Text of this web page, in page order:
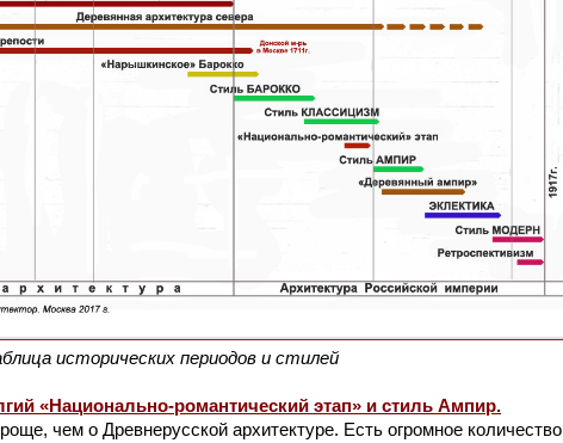
исторических периодов и стилей
«Национально-романтический этап» и стиль Ампир.
чем о Древнерусской архитектуре. Есть огромное количество